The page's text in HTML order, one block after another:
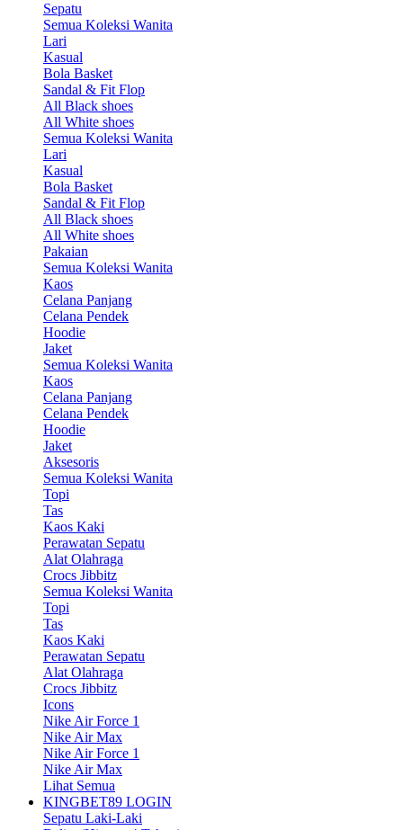
Sepatu
Semua Koleksi Wanita
Lari
Kasual
Bola Basket
Sandal & Fit Flop
All Black shoes
All White shoes
Semua Koleksi Wanita
Lari
Kasual
Bola Basket
Sandal & Fit Flop
All Black shoes
All White shoes
Pakaian
Semua Koleksi Wanita
Kaos
Celana Panjang
Celana Pendek
Hoodie
Jaket
Semua Koleksi Wanita
Kaos
Celana Panjang
Celana Pendek
Hoodie
Jaket
Aksesoris
Semua Koleksi Wanita
Topi
Tas
Kaos Kaki
Perawatan Sepatu
Alat Olahraga
Crocs Jibbitz
Semua Koleksi Wanita
Topi
Tas
Kaos Kaki
Perawatan Sepatu
Alat Olahraga
Crocs Jibbitz
Icons
Nike Air Force 1
Nike Air Max
Nike Air Force 1
Nike Air Max
Lihat Semua
KINGBET89 LOGIN
Sepatu Laki-Laki